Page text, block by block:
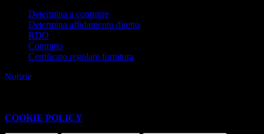
Determina a contrarre
Determina affidamento diretto
RDO
Contratto
Certificato regolare fornitura
Notizie
COOKIE POLICY